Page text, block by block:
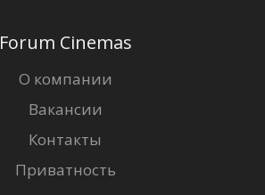
Forum Cinemas
О компании
Вакансии
Контакты
Приватность